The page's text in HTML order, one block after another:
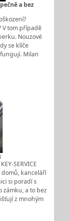
a bez
V tom případě
Nouzové
se klíče
Milan
kanceláří
si poradí s
zámku, a to bez
z mnohým